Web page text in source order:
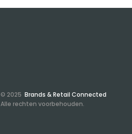
© 2025 Brands & Retail Connected
Alle rechten voorbehouden.